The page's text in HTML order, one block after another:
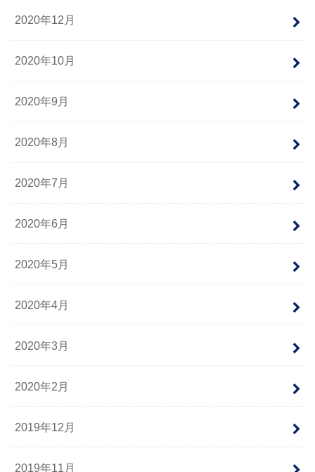
2020年12月
2020年10月
2020年9月
2020年8月
2020年7月
2020年6月
2020年5月
2020年4月
2020年3月
2020年2月
2019年12月
2019年11月